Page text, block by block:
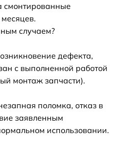
смонтированные
случаем?
дефекта,
с выполненной работой
монтаж запчасти).
поломка, отказ в
заявленным
использовании.